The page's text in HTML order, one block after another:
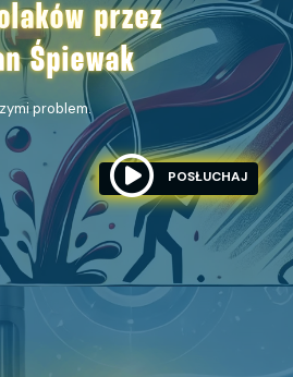
przez
Śpiewak
problem.
POSŁUCHAJ